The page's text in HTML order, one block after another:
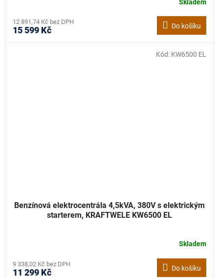
Skladem
12 891,74 Kč bez DPH
15 599 Kč Do košíku
Benzínová elektrocentrála 4,5kVA, 380V s elektrickým
starterem, KRAFTWELE KW6500 EL
Skladem
9 338,02 Kč bez DPH
11 299 Kč Do košíku
Kód: KW6500 EL